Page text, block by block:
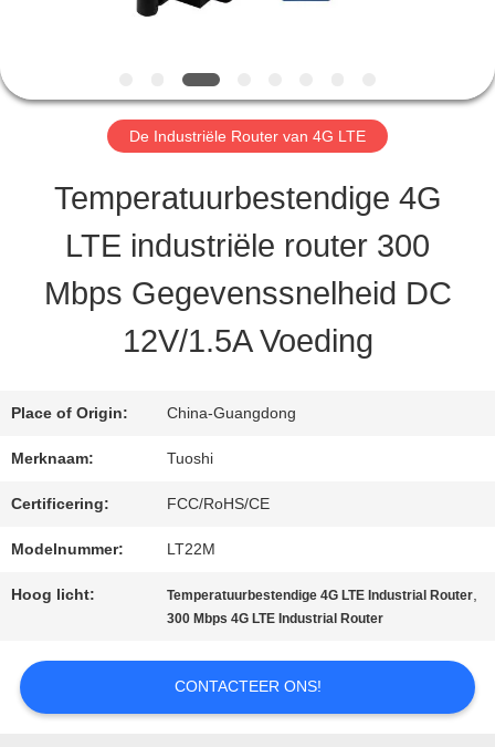
CONTACTEER
NIEUWS
GEVALLEN
OM EEN
CITAAT
VR
PRIVACY
De Industriële Router van 4G LTE
Temperatuurbestendige 4G
LTE industriële router 300
Mbps Gegevenssnelheid DC
12V/1.5A Voeding
Place of Origin: China-Guangdong
Merknaam: Tuoshi
Certificering: FCC/RoHS/CE
Modelnummer: LT22M
Hoog licht: Temperatuurbestendige 4G LTE Industrial Router,
300 Mbps 4G LTE Industrial Router
CONTACTEER ONS!